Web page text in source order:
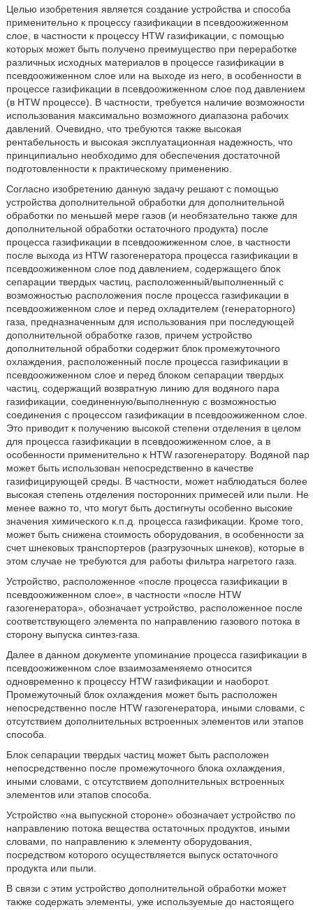
Целью изобретения является создание устройства и способа
применительно к процессу газификации в псевдоожиженном
слое, в частности к процессу HTW газификации, с помощью
которых может быть получено преимущество при переработке
различных исходных материалов в процессе газификации в
псевдоожиженном слое или на выходе из него, в особенности в
процессе газификации в псевдоожиженном слое под давлением
(в HTW процессе). В частности, требуется наличие возможности
использования максимально возможного диапазона рабочих
давлений. Очевидно, что требуются также высокая
рентабельность и высокая эксплуатационная надежность, что
принципиально необходимо для обеспечения достаточной
подготовленности к практическому применению.
Согласно изобретению данную задачу решают с помощью
устройства дополнительной обработки для дополнительной
обработки по меньшей мере газов (и необязательно также для
дополнительной обработки остаточного продукта) после
процесса газификации в псевдоожиженном слое, в частности
после выхода из HTW газогенератора процесса газификации в
псевдоожиженном слое под давлением, содержащего блок
сепарации твердых частиц, расположенный/выполненный с
возможностью расположения после процесса газификации в
псевдоожиженном слое и перед охладителем (генераторного)
газа, предназначенным для использования при последующей
дополнительной обработке газов, причем устройство
дополнительной обработки содержит блок промежуточного
охлаждения, расположенный после процесса газификации в
псевдоожиженном слое и перед блоком сепарации твердых
частиц, содержащий возвратную линию для водяного пара
газификации, соединенную/выполненную с возможностью
соединения с процессом газификации в псевдоожиженном слое.
Это приводит к получению высокой степени отделения в целом
для процесса газификации в псевдоожиженном слое, а в
особенности применительно к HTW газогенератору. Водяной пар
может быть использован непосредственно в качестве
газифицирующей среды. В частности, может наблюдаться более
высокая степень отделения посторонних примесей или пыли. Не
менее важно то, что могут быть достигнуты особенно высокие
значения химического к.п.д. процесса газификации. Кроме того,
может быть снижена стоимость оборудования, в особенности за
счет шнековых транспортеров (разгрузочных шнеков), которые в
этом случае не требуются для работы фильтра нагретого газа.
Устройство, расположенное «после процесса газификации в
псевдоожиженном слое», в частности «после HTW
газогенератора», обозначает устройство, расположенное после
соответствующего элемента по направлению газового потока в
сторону выпуска синтез-газа.
Далее в данном документе упоминание процесса газификации в
псевдоожиженном слое взаимозаменяемо относится
одновременно к процессу HTW газификации и наоборот.
Промежуточный блок охлаждения может быть расположен
непосредственно после HTW газогенератора, иными словами, с
отсутствием дополнительных встроенных элементов или этапов
способа.
Блок сепарации твердых частиц может быть расположен
непосредственно после промежуточного блока охлаждения,
иными словами, с отсутствием дополнительных встроенных
элементов или этапов способа.
Устройство «на выпускной стороне» обозначает устройство по
направлению потока вещества остаточных продуктов, иными
словами, по направлению к элементу оборудования,
посредством которого осуществляется выпуск остаточного
продукта или пыли.
В связи с этим устройство дополнительной обработки может
также содержать элементы, уже используемые до настоящего